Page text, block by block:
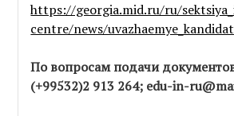
https://georgia.mid.ru/ru/
centre/news/
По вопросам подачи
(+99532)2 913 264; edu-in-